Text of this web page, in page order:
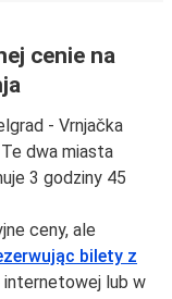
cenie na
- Vrnjačka
dwa miasta
3 godziny 45
ceny, ale
bilety z
internetowej lub w